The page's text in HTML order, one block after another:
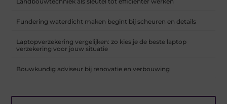
Fundering waterdicht maken begint bij scheuren en details
Laptopverzekering vergelijken: zo kies je de beste laptop
verzekering voor jouw situatie
Bouwkundig adviseur bij renovatie en verbouwing